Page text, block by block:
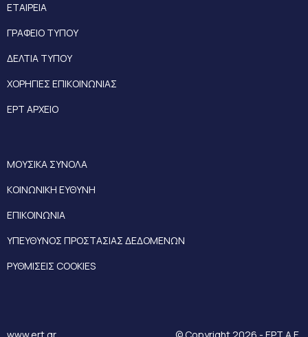
ΕΤΑΙΡΕΙΑ
ΓΡΑΦΕΙΟ ΤΥΠΟΥ
ΔΕΛΤΙΑ ΤΥΠΟΥ
ΧΟΡΗΓΙΕΣ ΕΠΙΚΟΙΝΩΝΙΑΣ
ΕΡΤ ΑΡΧΕΙΟ
ΜΟΥΣΙΚΑ ΣΥΝΟΛΑ
ΚΟΙΝΩΝΙΚΗ ΕΥΘΥΝΗ
ΕΠΙΚΟΙΝΩΝΙΑ
ΥΠΕΥΘΥΝΟΣ ΠΡΟΣΤΑΣΙΑΣ ΔΕΔΟΜΕΝΩΝ
ΡΥΘΜΙΣΕΙΣ COOKIES